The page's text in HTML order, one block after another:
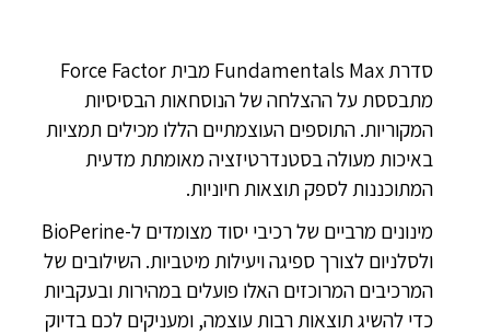
סדרת Fundamentals Max מבית Force Factor
מתבססת על ההצלחה של הנוסחאות הבסיסיות
המקוריות. התוספים העוצמתיים הללו מכילים תמציות
באיכות מעולה בסטנדרטיזציה מאומתת מדעית
המתוכננות לספק תוצאות חיוניות.
מינונים מרביים של רכיבי יסוד מצומדים ל-BioPerine
ולסלניום לצורך ספיגה ויעילות מיטביות. השילובים של
המרכיבים המרוכזים האלו פועלים במהירות ובעקביות
כדי להשיג תוצאות רבות עוצמה, ומעניקים לכם בדיוק